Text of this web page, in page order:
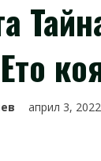
април 3, 2022